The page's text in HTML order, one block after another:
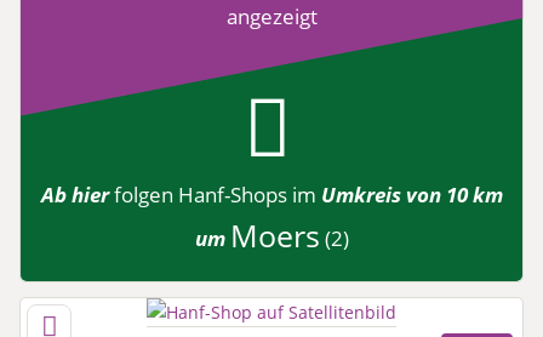
angezeigt
Ab hierfolgen Hanf-Shopsim Umkreis von 10 km
um Moers (2)